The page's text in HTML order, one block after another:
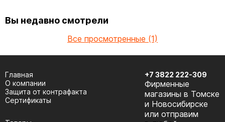
Вы недавно смотрели
Все просмотренные (1)
Главная
О компании
Защита от контрафакта
Сертификаты
+7 3822 222-309
Фирменные
магазины в Томске
и Новосибирске
или отправим